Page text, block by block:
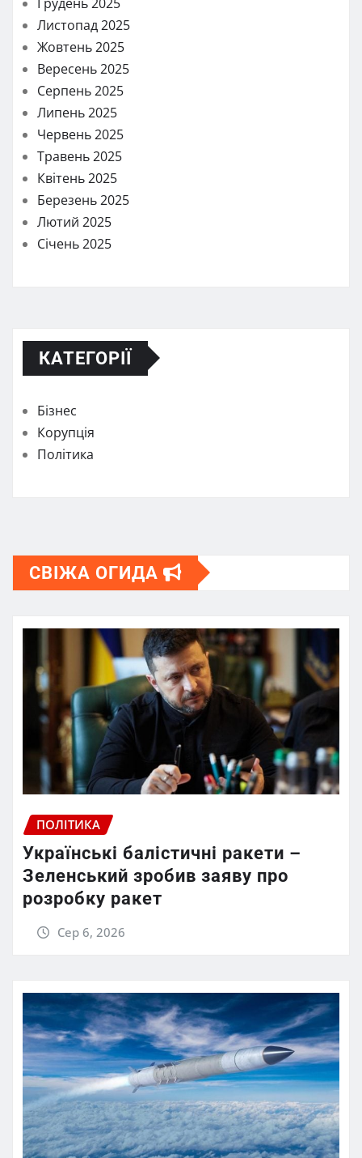
Листопад 2025
Жовтень 2025
Вересень 2025
Серпень 2025
Липень 2025
Червень 2025
Травень 2025
Квітень 2025
Березень 2025
Лютий 2025
Січень 2025
КАТЕГОРІЇ
Бізнес
Корупція
Політика
СВІЖА ОГИДА
ПОЛІТИКА
Українські балістичні ракети –
Зеленський зробив заяву про
розробку ракет
Сер 6, 2026